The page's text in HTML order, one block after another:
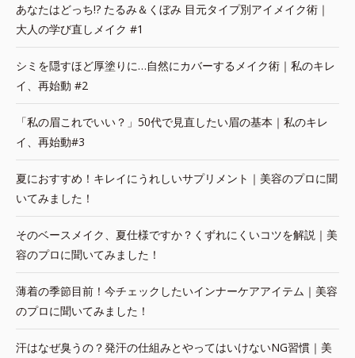
あなたはどっち!? たるみ＆くぼみ 目元タイプ別アイメイク術｜
大人の学び直しメイク #1
シミを隠すほど厚塗りに…自然にカバーするメイク術｜私のキレ
イ、再始動 #2
「私の眉これでいい？」50代で見直したい眉の基本｜私のキレ
イ、再始動#3
夏におすすめ！キレイにうれしいサプリメント｜美容のプロに聞
いてみました！
そのベースメイク、夏仕様ですか？くずれにくいコツを解説｜美
容のプロに聞いてみました！
薄着の季節目前！今チェックしたいインナーケアアイテム｜美容
のプロに聞いてみました！
汗はなぜ臭うの？発汗の仕組みとやってはいけないNG習慣｜美